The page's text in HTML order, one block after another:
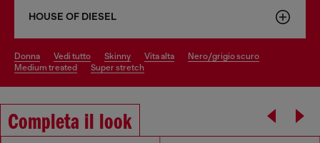
HOUSE OF DIESEL
donna vedi tutto skinny vita alta
nero/grigio scuro
medium treated
super stretch
Completa il look